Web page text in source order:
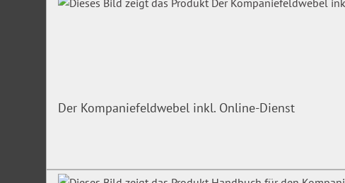
Der Kompaniefeldwebel inkl. Online-Dienst